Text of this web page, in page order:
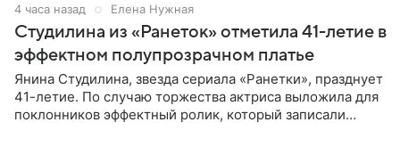
4 часа назад Елена Нужная
Студилина из «Ранеток» отметила 41-летие в
эффектном полупрозрачном платье
Янина Студилина, звезда сериала «Ранетки», празднует
41-летие. По случаю торжества актриса выложила для
поклонников эффектный ролик, который записали